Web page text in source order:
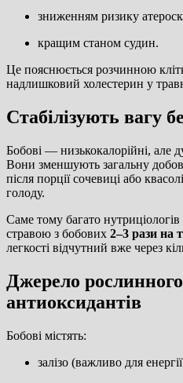
зниженням ризику
кращим станом судин.
Це пояснюється розчинною
надлишковий холестерин у
Стабілізують вагу
Бобові — низькокалорійні, але
Вони зменшують загальну
після порції сочевиці або
голоду.
Саме тому багато нутриціологів
стравою з бобових 2–3 рази на
легкості відчутний вже через
Джерело рослинного
антиоксидантів
Бобові містять:
залізо (важливо для